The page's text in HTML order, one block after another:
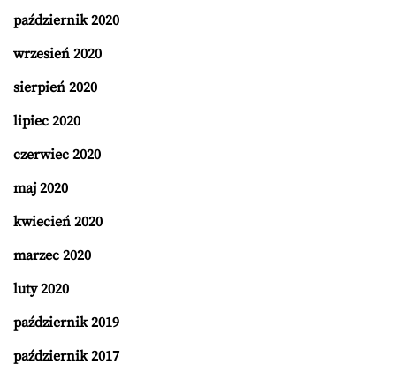
październik 2020
wrzesień 2020
sierpień 2020
lipiec 2020
czerwiec 2020
maj 2020
kwiecień 2020
marzec 2020
luty 2020
październik 2019
październik 2017